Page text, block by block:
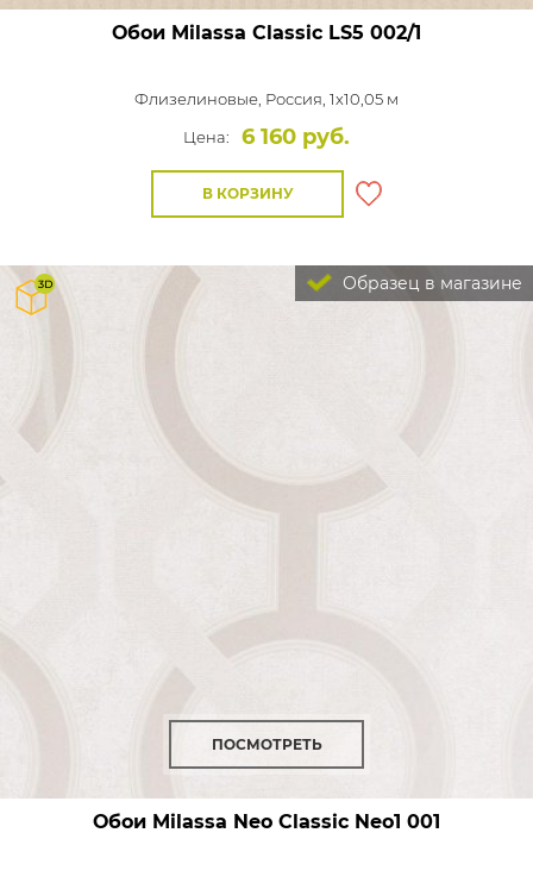
Обои Milassa Classic LS5 002/1
Флизелиновые, Россия, 1x10,05 м
Цена:
6 160 руб.
В КОРЗИНУ
Образец в магазине
ПОСМОТРЕТЬ
Обои Milassa Neo Classic Neo1 001